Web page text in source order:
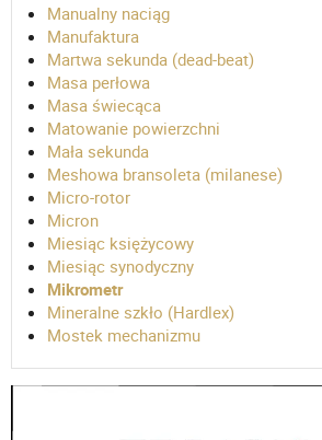
Manualny naciąg
Manufaktura
Martwa sekunda (dead-beat)
Masa perłowa
Masa świecąca
Matowanie powierzchni
Mała sekunda
Meshowa bransoleta (milanese)
Micro-rotor
Micron
Miesiąc księżycowy
Miesiąc synodyczny
Mikrometr
Mineralne szkło (Hardlex)
Mostek mechanizmu